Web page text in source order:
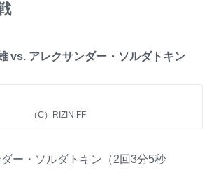
vs. アレクサンダー・ソルダトキン
（C）RIZIN FF
ー・ソルダトキン（2回3分5秒